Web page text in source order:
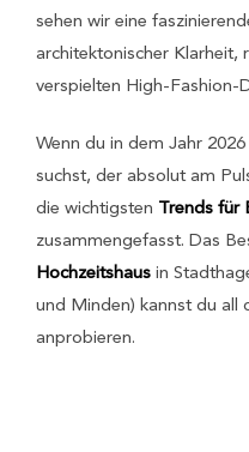
sehen wir eine
architektonischer Klarheit,
verspielten High-Fashion-
Wenn du in dem Jahr
suchst, der absolut am
die wichtigsten Trends für
zusammengefasst. Das
Hochzeitshaus in
und Minden) kannst du all
anprobieren.